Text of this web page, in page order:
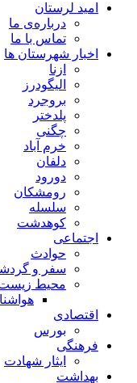
امید لرستان
درباره‌ی ما
تماس با ما
اخبار شهرستان ها
ازنا
الیگودرز
بروجرد
پلدختر
چگنی
خرم آباد
دلفان
دورود
رومشکان
سلسله
کوهدشت
اجتماعی
حوادث
سفر و
محیط
اقتصادی
بورس
فرهنگی
ایثار شهادت
بهداشت